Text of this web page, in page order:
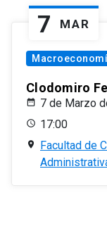
7 MAR
Clodomiro
7 de Marzo
17:00
Facultad de